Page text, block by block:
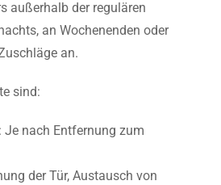
außerhalb der regulären
an Wochenenden oder
an.
sind:
nach Entfernung zum
der Tür, Austausch von